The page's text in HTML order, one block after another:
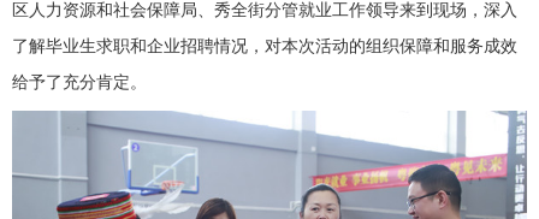
区人力资源和社会保障局、秀全街分管就业工作领导来到现场，深入
了解毕业生求职和企业招聘情况，对本次活动的组织保障和服务成效
给予了充分肯定。